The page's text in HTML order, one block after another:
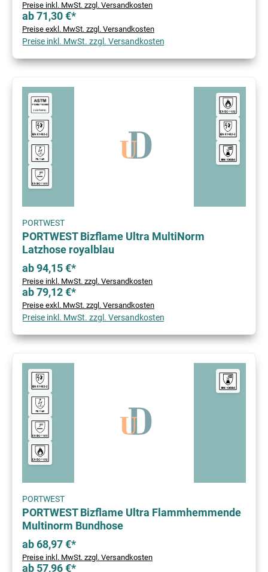
Preise inkl. MwSt. zzgl. Versandkosten
ab 71,30 €*
Preise exkl. MwSt. zzgl. Versandkosten
Preise inkl. MwSt. zzgl. Versandkosten
PORTWEST
PORTWEST Bizflame Ultra MultiNorm
Latzhose royalblau
ab 94,15 €*
Preise inkl. MwSt. zzgl. Versandkosten
ab 79,12 €*
Preise exkl. MwSt. zzgl. Versandkosten
Preise inkl. MwSt. zzgl. Versandkosten
PORTWEST
PORTWEST Bizflame Ultra Flammhemmende
Multinorm Bundhose
ab 68,97 €*
Preise inkl. MwSt. zzgl. Versandkosten
ab 57,96 €*